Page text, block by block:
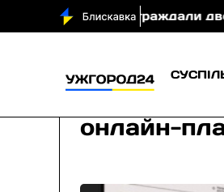
у ДТП постраждали двоє
онлайн-